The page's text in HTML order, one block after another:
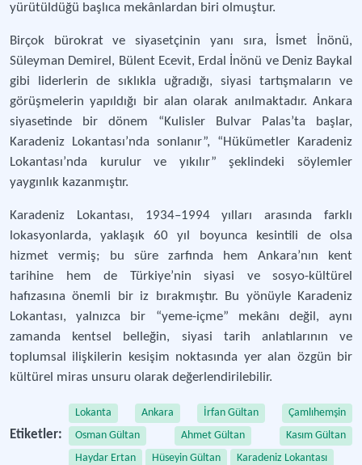
yürütüldüğü başlıca mekânlardan biri olmuştur.
Birçok bürokrat ve siyasetçinin yanı sıra, İsmet İnönü,
Süleyman Demirel, Bülent Ecevit, Erdal İnönü ve Deniz Baykal
gibi liderlerin de sıklıkla uğradığı, siyasi tartışmaların ve
görüşmelerin yapıldığı bir alan olarak anılmaktadır. Ankara
siyasetinde bir dönem “Kulisler Bulvar Palas’ta başlar,
Karadeniz Lokantası’nda sonlanır”, “Hükümetler Karadeniz
Lokantası’nda kurulur ve yıkılır” şeklindeki söylemler
yaygınlık kazanmıştır.
Karadeniz Lokantası, 1934–1994 yılları arasında farklı
lokasyonlarda, yaklaşık 60 yıl boyunca kesintili de olsa
hizmet vermiş; bu süre zarfında hem Ankara’nın kent
tarihine hem de Türkiye’nin siyasi ve sosyo-kültürel
hafızasına önemli bir iz bırakmıştır. Bu yönüyle Karadeniz
Lokantası, yalnızca bir “yeme-içme” mekânı değil, aynı
zamanda kentsel belleğin, siyasi tarih anlatılarının ve
toplumsal ilişkilerin kesişim noktasında yer alan özgün bir
kültürel miras unsuru olarak değerlendirilebilir.
Etiketler:
Lokanta Ankara İrfan Gültan
Çamlıhemşin
Osman Gültan
Ahmet Gültan
Kasım Gültan
Haydar Ertan
Hüseyin Gültan Karadeniz Lokantası